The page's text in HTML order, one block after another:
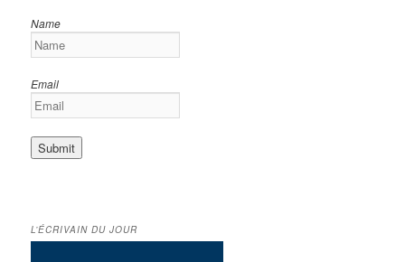
Name
Email
L’ÉCRIVAIN DU JOUR